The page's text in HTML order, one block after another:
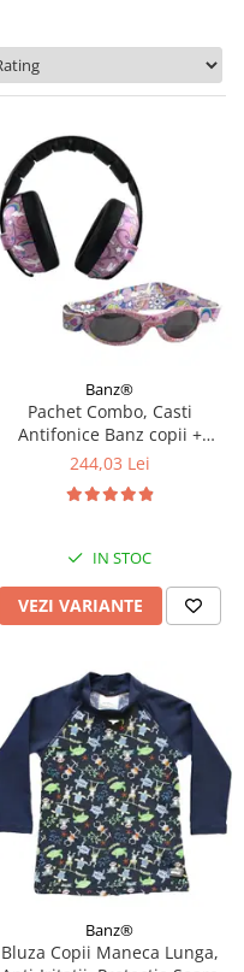
Banz®
Pachet Combo, Casti
Antifonice Banz copii +
Ochelari de Soare Protectie
modele
244,03 Lei
IN STOC
VEZI VARIANTE
Banz®
Bluza Copii Maneca Lunga,